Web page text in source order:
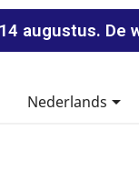
augustus. De
Nederlands